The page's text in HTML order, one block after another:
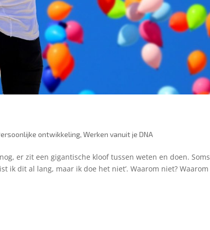
ontwikkeling,Werken vanuit je DNA
er zit een gigantische kloof tussen weten en doen. Soms
ik dit al lang, maar ik doe het niet’. Waarom niet? Waarom